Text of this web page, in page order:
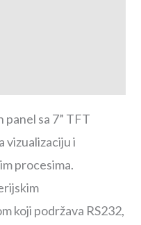
sa 7” TFT
vizualizaciju i
procesima.
koji podržava RS232,